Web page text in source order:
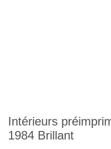
Intérieurs
1984 Brillant